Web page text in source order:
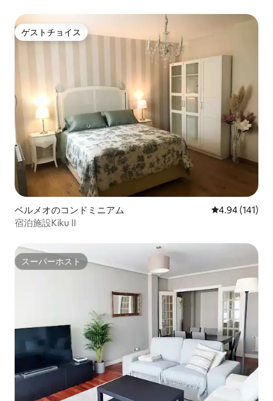
ゲストチョイス
ゲストチョイス
ベルメオのコンドミニアム レビュー141
4.94 (141)
宿泊施設Kiku II
スーパーホスト
スーパーホスト